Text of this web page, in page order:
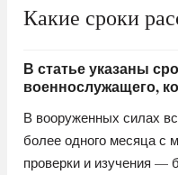
Какие сроки
В статье указаны
военнослужащего,
В вооруженных силах
более одного месяца с
проверки и изучения —